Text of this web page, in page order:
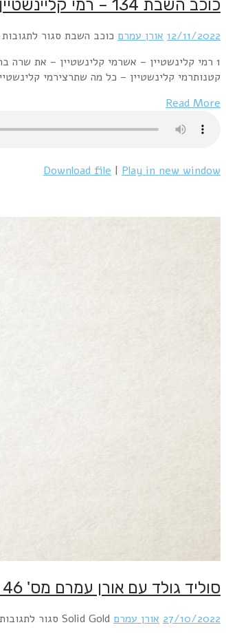
כוכב השבת 134 – רמי קליינשטיין
12/11/2022 אורן עמרם כוכב השבת סגור לתגובות
1 רמי קלינשטיין – אשרמי קלינשטיין – את שרה
קטנותרמי קלינשטיין – כל מה שתרצירמי
Read More
Download file | Play in new window
סוליד גולד עם אורן עמרם מס' 46 – 27/10/22 – ספיישל קסמים
27/10/2022 אורן עמרם Solid Gold סגור לתגובות